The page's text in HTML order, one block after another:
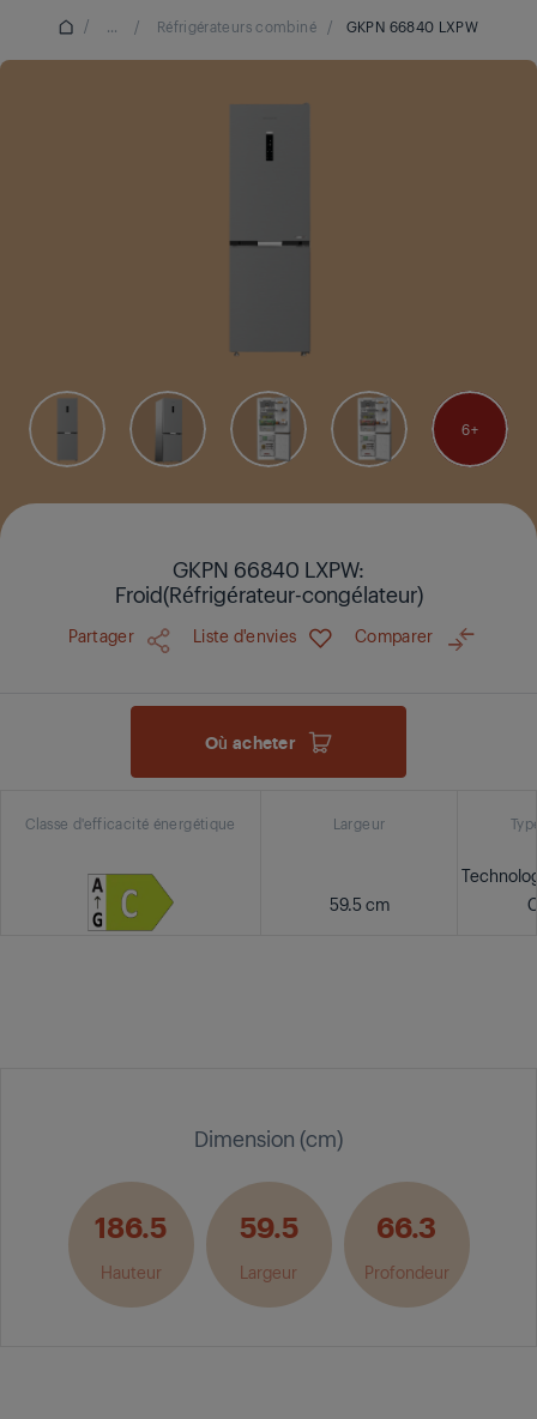
/ ... / Réfrigérateurs combiné / GKPN 66840 LXPW
6
GKPN 66840 LXPW:
Froid(Réfrigérateur-congélateur)
Partager Liste d'envies Comparer
Où acheter
Classe d'efficacité énergétique Largeur
59.5 cm
Dimension (cm)
186.5
Hauteur
59.5
Largeur
66.3
Profondeur